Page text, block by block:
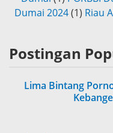
Dumai 2024(1) Riau
Postingan
Lima Bintang